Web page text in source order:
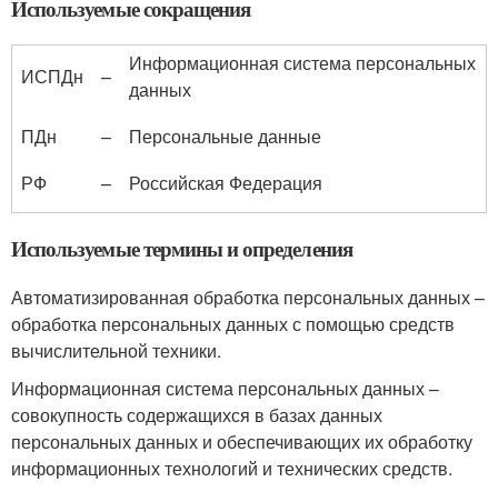
Используемые сокращения
ИСПДн –
Информационная система персональных
данных
ПДн
–
Персональные данные
РФ
– Российская Федерация
Используемые термины и определения
Автоматизированная обработка персональных данных –
обработка персональных данных с помощью средств
вычислительной техники.
Информационная система персональных данных –
совокупность содержащихся в базах данных
персональных данных и обеспечивающих их обработку
информационных технологий и технических средств.